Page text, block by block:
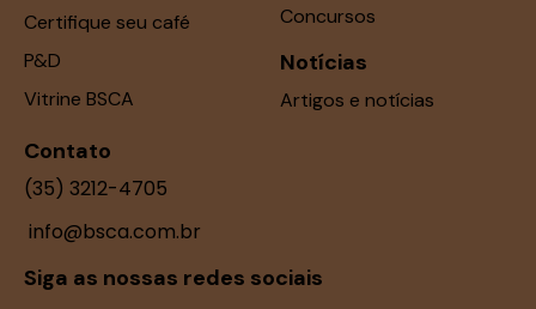
Certifique seu café
P&D
Vitrine BSCA
Concursos
Notícias
Artigos e notícias
Contato
(35) 3212-4705
info@bsca.com.br
Siga as nossas redes sociais